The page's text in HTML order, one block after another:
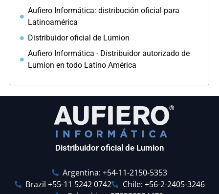
Aufiero Informática: distribución oficial para
Latinoamérica
Distribuidor oficial de Lumion
Aufiero Informática - Distribuidor autorizado de
Lumion en todo Latino América
Distribuidor oficial de Lumion
Argentina: +54-11-2150-5353
Brazil +55-11 5242 0742
Chile: +56-2-2405-3246